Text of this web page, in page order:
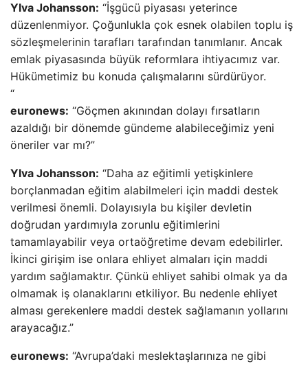
Ylva Johansson: “İşgücü piyasası yeterince
düzenlenmiyor. Çoğunlukla çok esnek olabilen toplu iş
sözleşmelerinin tarafları tarafından tanımlanır. Ancak
emlak piyasasında büyük reformlara ihtiyacımız var.
Hükümetimiz bu konuda çalışmalarını sürdürüyor.
“
euronews: “Göçmen akınından dolayı fırsatların
azaldığı bir dönemde gündeme alabileceğimiz yeni
öneriler var mı?”
Ylva Johansson: “Daha az eğitimli yetişkinlere
borçlanmadan eğitim alabilmeleri için maddi destek
verilmesi önemli. Dolayısıyla bu kişiler devletin
doğrudan yardımıyla zorunlu eğitimlerini
tamamlayabilir veya ortaöğretime devam edebilirler.
İkinci girişim ise onlara ehliyet almaları için maddi
yardım sağlamaktır. Çünkü ehliyet sahibi olmak ya da
olmamak iş olanaklarını etkiliyor. Bu nedenle ehliyet
alması gerekenlere maddi destek sağlamanın yollarını
arayacağız.”
euronews: “Avrupa’daki meslektaşlarınıza ne gibi